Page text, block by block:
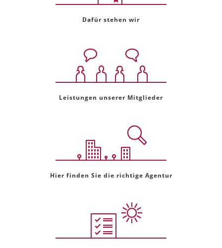
Dafür stehen wir
Leistungen unserer Mitglieder
Hier finden Sie die richtige Agentur